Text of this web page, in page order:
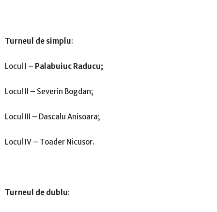
Turneul de simplu:
Locul I – Palabuiuc Raducu;
Locul II – Severin Bogdan;
Locul III – Dascalu Anisoara;
Locul IV – Toader Nicusor.
Turneul de dublu: